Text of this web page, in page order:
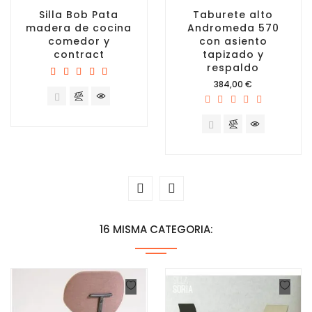
Silla Bob Pata
madera de cocina
comedor y
contract
Taburete alto
Andromeda 570
con asiento
tapizado y
respaldo
Precio
384,00 €
16 MISMA CATEGORIA: